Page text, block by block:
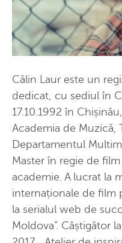
Călin Laur este un
dedicat, cu sediul în
17.10.1992 în
Academia de Muzică,
Departamentul
Master în regie de
academie. A lucrat la
internaționale de film
la serialul web de
Moldova”. Câștigător